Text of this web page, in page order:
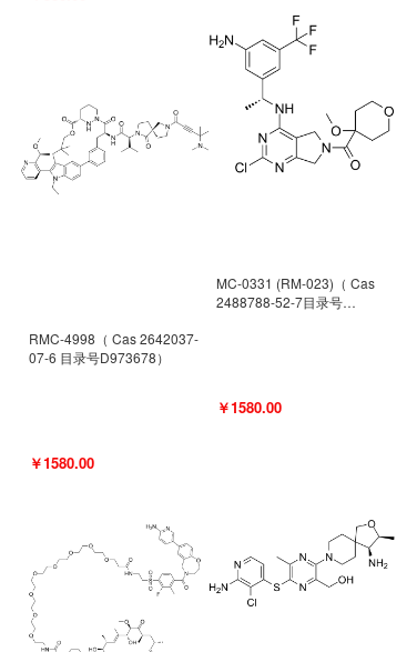
RMC-4998（ Cas 2642037-
07-6 目录号D973678）
￥1580.00
MC-0331 (RM-023)（ Cas
2488788-52-7目录号
￥1580.00